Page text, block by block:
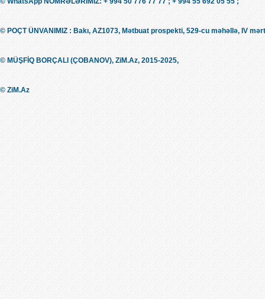
© POÇT ÜNVANIMIZ : Bakı, AZ1073, Mətbuat prospekti, 529-cu məhəllə, IV
© MÜŞFİQ BORÇALI (ÇOBANOV), ZiM.Az, 2015-2025,
© ZiM.Az